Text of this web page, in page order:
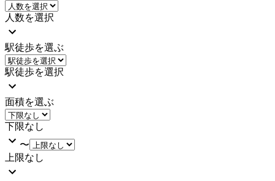
人数を選択
駅徒歩を選ぶ
駅徒歩を選択
面積を選ぶ
下限なし
〜
上限なし